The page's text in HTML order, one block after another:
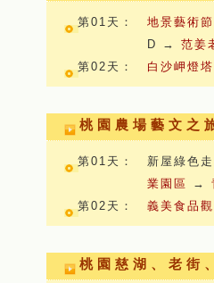
第01天：
地景藝術
D →范姜
第02天：
白沙岬燈塔
桃園農場藝文之
第01天：
新屋綠色
業園區
→
第02天：
義美食品
桃園慈湖、老街